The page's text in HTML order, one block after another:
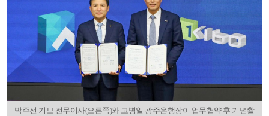
박주선 기보 전무이사(오른쪽)와 고병일 광주은행장이 업무협약 후 기념촬